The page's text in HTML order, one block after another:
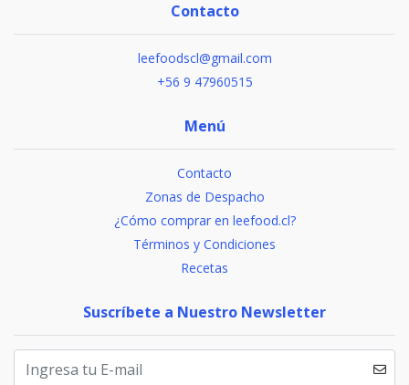
Contacto
leefoodscl@gmail.com
+56 9 47960515
Menú
Contacto
Zonas de Despacho
¿Cómo comprar en leefood.cl?
Términos y Condiciones
Recetas
Suscríbete a Nuestro Newsletter